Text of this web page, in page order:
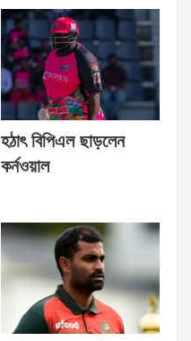
হঠাৎ বিপিএল ছাড়লেন
কর্নওয়াল